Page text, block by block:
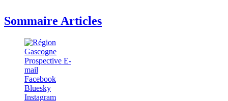
Sommaire Articles